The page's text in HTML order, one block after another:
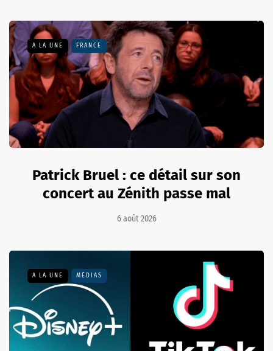
A LA UNE FRANCE
Patrick Bruel : ce détail sur son
concert au Zénith passe mal
6 août 2026
A LA UNE MÉDIAS